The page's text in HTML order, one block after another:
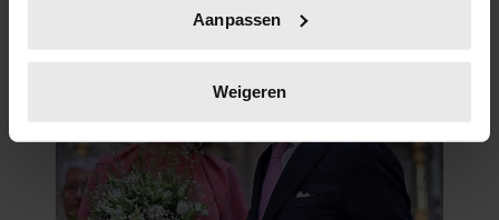
scannen op specifieke eigenschappen (fingerprinting)
verwerkt en stel uw voorkeuren in het
intrekken in de Cookieverklaring.
We gebruiken cookies om content en advertenties te
Aanpassen
Weigeren